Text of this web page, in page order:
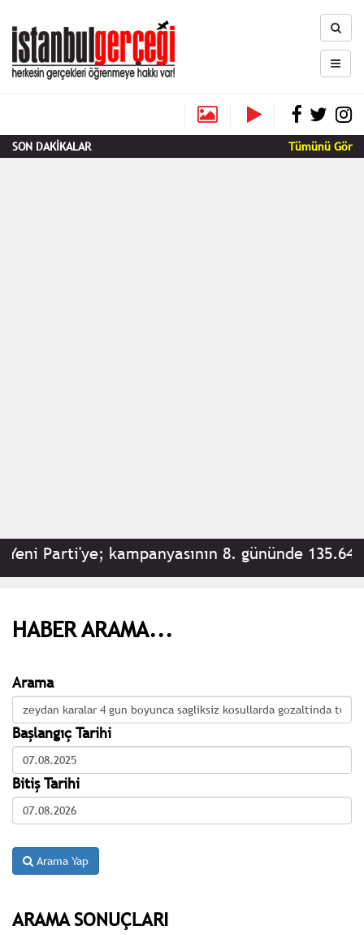
SON DAKİKALAR Tümünü Gör
Yeni Parti'ye; kampanyasının 8. gününde
HABER ARAMA...
Arama
Başlangıç Tarihi
Bitiş Tarihi
Arama Yap
ARAMA SONUÇLARI